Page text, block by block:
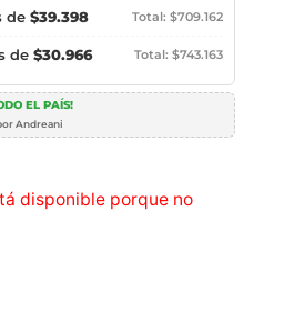
de $39.398 Total: $709.162
de $30.966 Total: $743.163
EL PAÍS!
Andreani
disponible porque no